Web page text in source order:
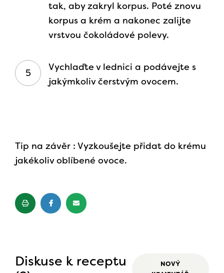
tak, aby zakryl korpus. Poté znovu
korpus a krém a nakonec zalijte
vrstvou čokoládové polevy.
Vychlaďte v lednici a podávejte s
jakýmkoliv čerstvým ovocem.
Tip na závěr : Vyzkoušejte přidat do krému
jakékoliv oblíbené ovoce.
Diskuse k receptu
NOVÝ